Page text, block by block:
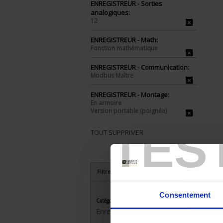
Consentement
ENREGISTREUR - Sorties
analogiques:
12
ENREGISTREUR - Math:
Fonction mathématique
ENREGISTREUR - Communication:
Modbus Maître
ENREGISTREUR - Montage:
En armoire
Version portable (poignée)
TOUT SUPPRIMER
Filtrer les produits par critères
Catégorie
Enregistreurs sans papier